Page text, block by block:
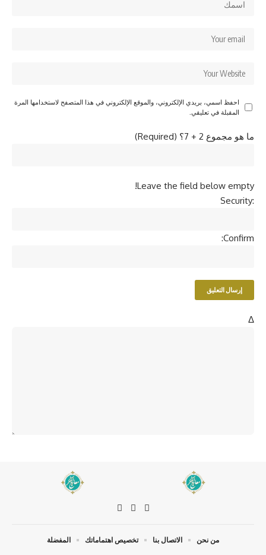
احفظ اسمي، بريدي الإلكتروني، والموقع الإلكتروني في هذا المتصفح لاستخدامها المرة
المقبلة في تعليقي.
ما هو مجموع 2 + 7؟ (Required)
Leave the field below empty!
Security:
Confirm:
Δ
من نحن الاتصال بنا تخصيص اهتماماتك المفضلة